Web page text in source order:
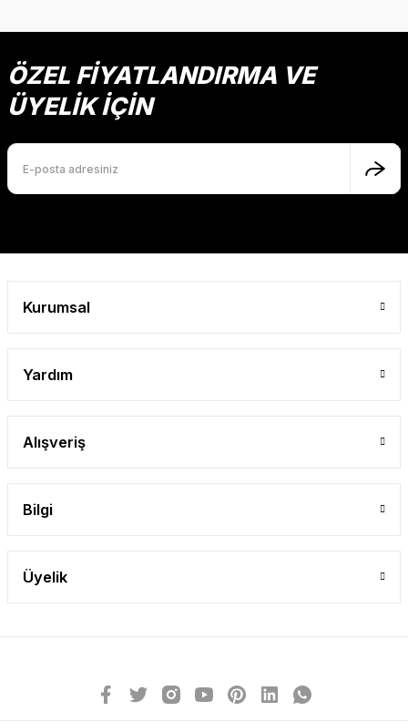
Ürün resmi kalitesiz, bozuk veya görüntülenemiyor.
ÖZEL FİYATLANDIRMA VE
ÜYELİK İÇİN
Kurumsal
Yardım
Alışveriş
Bilgi
Üyelik